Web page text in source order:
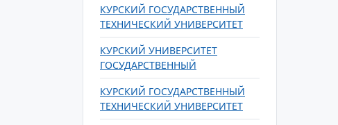
КУРСКИЙ ГОСУДАРСТВЕННЫЙ
ТЕХНИЧЕСКИЙ УНИВЕРСИТЕТ
КУРСКИЙ УНИВЕРСИТЕТ
ГОСУДАРСТВЕННЫЙ
КУРСКИЙ ГОСУДАРСТВЕННЫЙ
ТЕХНИЧЕСКИЙ УНИВЕРСИТЕТ